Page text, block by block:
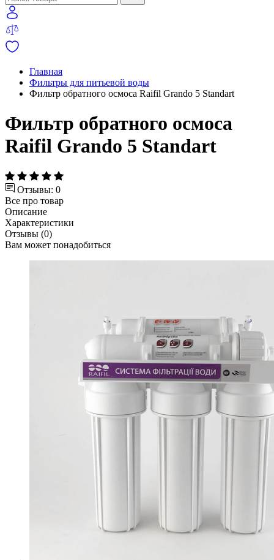
Главная
Фильтры для питьевой воды
Фильтр обратного осмоса Raifil Grando 5 Standart
Фильтр обратного осмоса
Raifil Grando 5 Standart
Отзывы: 0
Все про товар
Описание
Характеристики
Отзывы (0)
Вам может понадобиться